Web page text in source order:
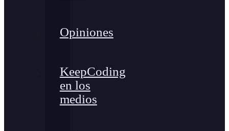
Opiniones
KeepCoding
en los
medios